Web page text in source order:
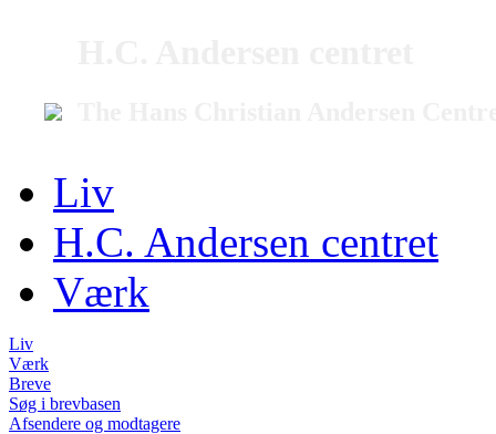
Liv
H.C. Andersen centret
Værk
Liv
Værk
Breve
Søg i brevbasen
Afsendere og modtagere